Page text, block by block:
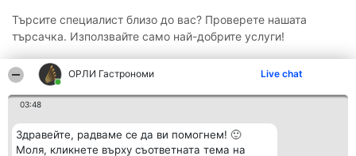
ОРЛИ Гастрономи Live chat
03:48
Здравейте, радваме се да ви помогнем! 🙂
Моля, кликнете върху съответната тема на
Търсите специалист близо до вас? Проверете нашата
търсачка. Използвайте само най-добрите услуги!